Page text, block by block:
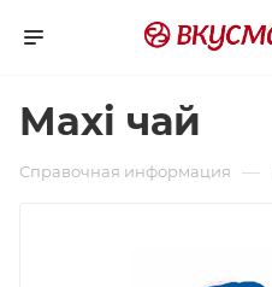
Maxi чай
Справочная информация —